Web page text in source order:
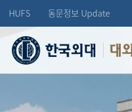
HUFS 동문정보 Update
대